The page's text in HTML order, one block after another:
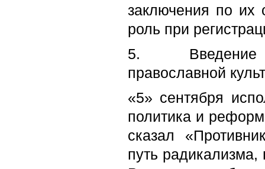
заключения по
роль при
5.
православной
«5» сентября
политика и
сказал
путь радикализма,